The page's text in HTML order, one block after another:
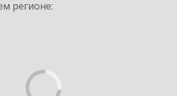
регионе: